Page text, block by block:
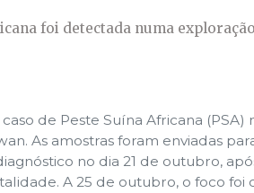
foi detectada numa
de Peste Suína Africana
As amostras foram enviadas
no dia 21 de outubro,
A 25 de outubro, o foco foi